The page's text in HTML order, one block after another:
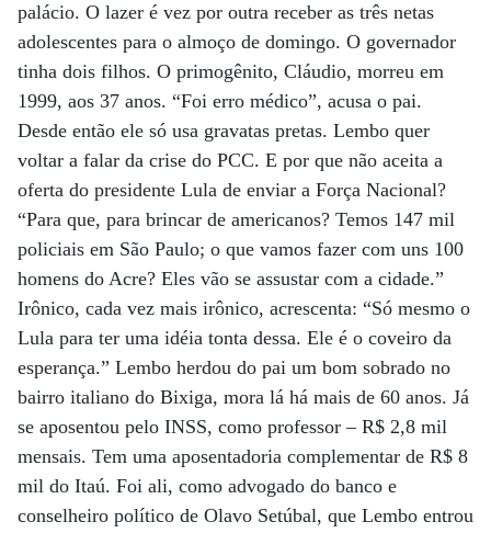
palácio. O lazer é vez por outra receber as três netas
adolescentes para o almoço de domingo. O governador
tinha dois filhos. O primogênito, Cláudio, morreu em
1999, aos 37 anos. “Foi erro médico”, acusa o pai.
Desde então ele só usa gravatas pretas. Lembo quer
voltar a falar da crise do PCC. E por que não aceita a
oferta do presidente Lula de enviar a Força Nacional?
“Para que, para brincar de americanos? Temos 147 mil
policiais em São Paulo; o que vamos fazer com uns 100
homens do Acre? Eles vão se assustar com a cidade.”
Irônico, cada vez mais irônico, acrescenta: “Só mesmo o
Lula para ter uma idéia tonta dessa. Ele é o coveiro da
esperança.” Lembo herdou do pai um bom sobrado no
bairro italiano do Bixiga, mora lá há mais de 60 anos. Já
se aposentou pelo INSS, como professor – R$ 2,8 mil
mensais. Tem uma aposentadoria complementar de R$ 8
mil do Itaú. Foi ali, como advogado do banco e
conselheiro político de Olavo Setúbal, que Lembo entrou